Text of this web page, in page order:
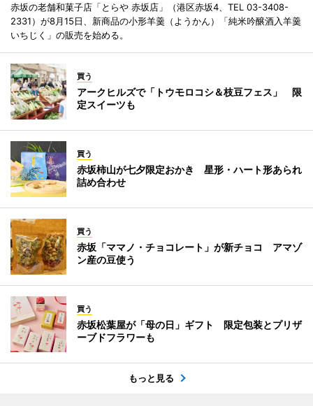
赤坂の老舗和菓子店「とらや 赤坂店」（港区赤坂4、TEL 03-3408-
2331）が8月15日、新商品の小形羊羹（ようかん）「純米吟醸酒入羊羹
いちじく」の販売を始める。
買う
アークヒルズで「トウモロコシ＆枝豆フェス」 限
定スイーツも
買う
赤坂柿山が七夕限定おかき 星形・ハート形あられ
詰め合わせ
買う
赤坂「ママノ・チョコレート」が新チョコ アマゾ
ン産の豆使う
買う
赤坂松葉屋が「母の日」ギフト 限定包装とプリザ
ーブドフラワーも
もっと見る